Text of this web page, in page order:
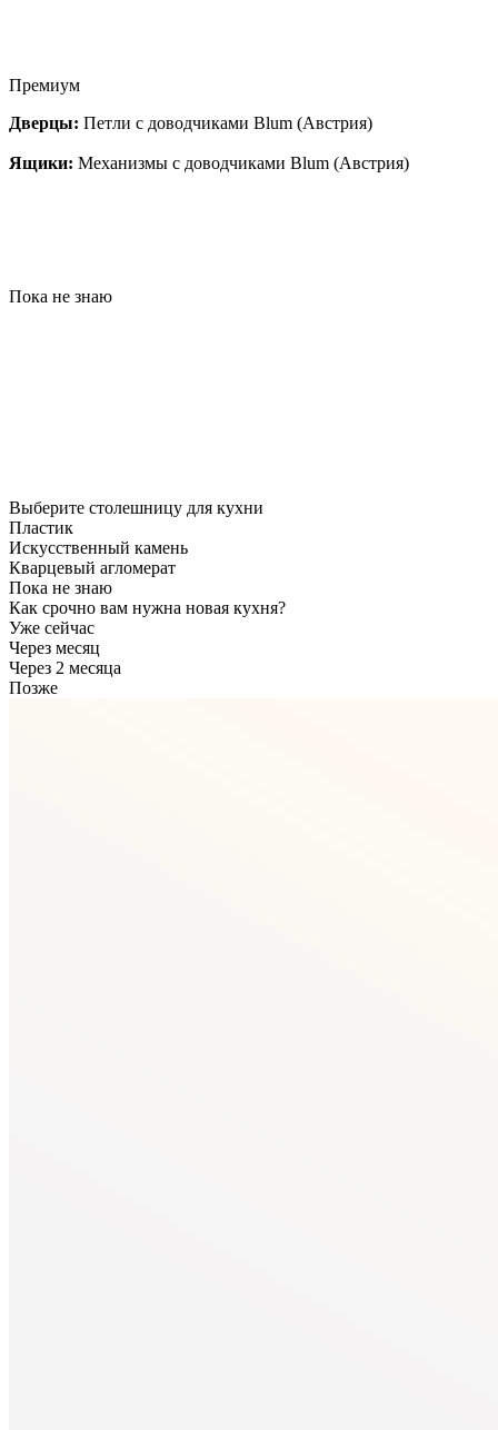
Премиум
Дверцы: Петли с доводчиками Blum (Австрия)
Ящики: Механизмы с доводчиками Blum (Австрия)
Пока не знаю
Выберите столешницу для кухни
Пластик
Искусственный камень
Кварцевый агломерат
Пока не знаю
Как срочно вам нужна новая кухня?
Уже сейчас
Через месяц
Через 2 месяца
Позже